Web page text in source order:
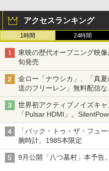
アクセスランキング
1時間 24時間
東映の歴代オープニング映
旬発売
金ロー「ナウシカ」、「真
送のフリーレン」無料配信
世界初アクティブノイズキ
「Pulsar HDMI」。
「バック・トゥ・ザ・フュ
腕時計。1985本限定
9月公開「八つ墓村」本予告